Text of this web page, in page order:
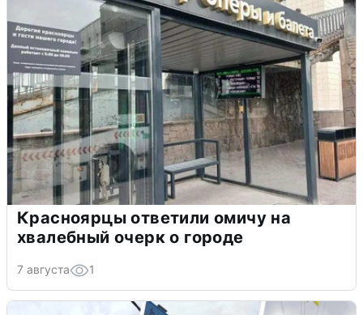
Красноярцы ответили омичу на
хвалебный очерк о городе
7 августа 1